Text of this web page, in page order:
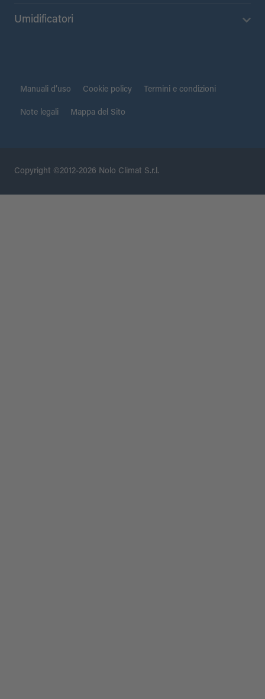
Umidificatori
Manuali d’uso Cookie policy Termini e condizioni
Note legali Mappa del Sito
Copyright ©2012-2026 Nolo Climat S.r.l.